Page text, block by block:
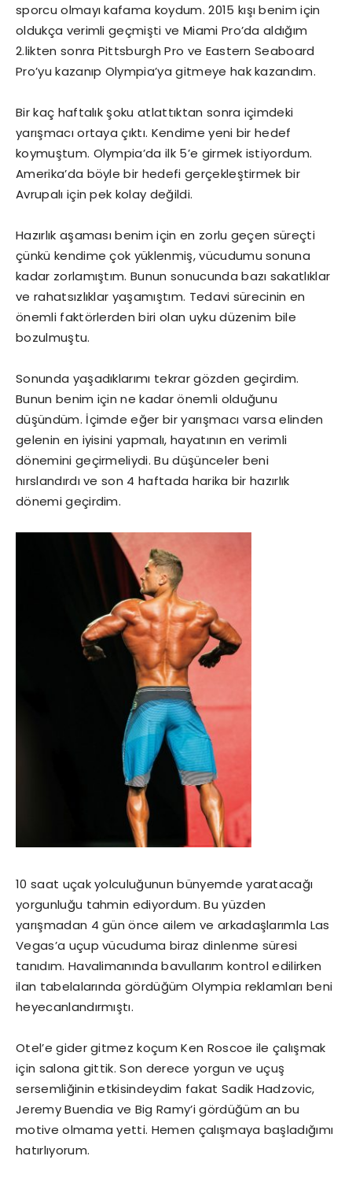
sporcu olmayı kafama koydum. 2015 kışı benim için
oldukça verimli geçmişti ve Miami Pro’da aldığım
2.likten sonra Pittsburgh Pro ve Eastern Seaboard
Pro’yu kazanıp Olympia’ya gitmeye hak kazandım.
Bir kaç haftalık şoku atlattıktan sonra içimdeki
yarışmacı ortaya çıktı. Kendime yeni bir hedef
koymuştum. Olympia’da ilk 5’e girmek istiyordum.
Amerika’da böyle bir hedefi gerçekleştirmek bir
Avrupalı için pek kolay değildi.
Hazırlık aşaması benim için en zorlu geçen süreçti
çünkü kendime çok yüklenmiş, vücudumu sonuna
kadar zorlamıştım. Bunun sonucunda bazı sakatlıklar
ve rahatsızlıklar yaşamıştım. Tedavi sürecinin en
önemli faktörlerden biri olan uyku düzenim bile
bozulmuştu.
Sonunda yaşadıklarımı tekrar gözden geçirdim.
Bunun benim için ne kadar önemli olduğunu
düşündüm. İçimde eğer bir yarışmacı varsa elinden
gelenin en iyisini yapmalı, hayatının en verimli
dönemini geçirmeliydi. Bu düşünceler beni
hırslandırdı ve son 4 haftada harika bir hazırlık
dönemi geçirdim.
10 saat uçak yolculuğunun bünyemde yaratacağı
yorgunluğu tahmin ediyordum. Bu yüzden
yarışmadan 4 gün önce ailem ve arkadaşlarımla Las
Vegas’a uçup vücuduma biraz dinlenme süresi
tanıdım. Havalimanında bavullarım kontrol edilirken
ilan tabelalarında gördüğüm Olympia reklamları beni
heyecanlandırmıştı.
Otel’e gider gitmez koçum Ken Roscoe ile çalışmak
için salona gittik. Son derece yorgun ve uçuş
sersemliğinin etkisindeydim fakat Sadik Hadzovic,
Jeremy Buendia ve Big Ramy’i gördüğüm an bu
motive olmama yetti. Hemen çalışmaya başladığımı
hatırlıyorum.